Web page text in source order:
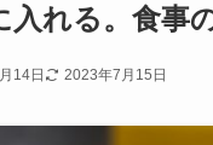
入れる。食事
14日 2023年7月15日